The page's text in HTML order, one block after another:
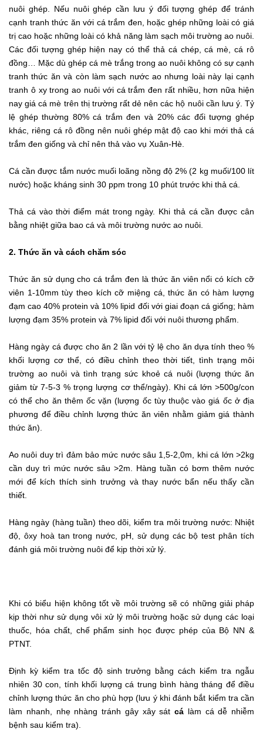
nuôi ghép. Nếu nuôi ghép cần lưu ý đối tượng ghép để tránh
cạnh tranh thức ăn với cá trắm đen, hoặc ghép những loài có giá
trị cao hoặc những loài có khả năng làm sạch môi trường ao nuôi.
Các đối tượng ghép hiện nay có thể thả cá chép, cá mè, cá rô
đồng… Mặc dù ghép cá mè trắng trong ao nuôi không có sự cạnh
tranh thức ăn và còn làm sạch nước ao nhưng loài này lại cạnh
tranh ô xy trong ao nuôi với cá trắm đen rất nhiều, hơn nữa hiện
nay giá cá mè trên thị trường rất dẻ nên các hộ nuôi cần lưu ý. Tỷ
lệ ghép thường 80% cá trắm đen và 20% các đối tượng ghép
khác, riêng cá rô đồng nên nuôi ghép mật độ cao khi mới thả cá
trắm đen giống và chỉ nên thả vào vụ Xuân-Hè.
Cá cần được tắm nước muối loãng nồng độ 2% (2 kg muối/100 lít
nước) hoặc kháng sinh 30 ppm trong 10 phút trước khi thả cá.
Thả cá vào thời điểm mát trong ngày. Khi thả cá cần được cân
bằng nhiệt giữa bao cá và môi trường nước ao nuôi.
2. Thức ăn và cách chăm sóc
Thức ăn sử dụng cho cá trắm đen là thức ăn viên nổi có kích cỡ
viên 1-10mm tùy theo kích cỡ miệng cá, thức ăn có hàm lượng
đạm cao 40% protein và 10% lipid đối với giai đoạn cá giống; hàm
lượng đạm 35% protein và 7% lipid đối với nuôi thương phẩm.
Hàng ngày cá được cho ăn 2 lần với tỷ lệ cho ăn dựa tính theo %
khối lượng cơ thể, có điều chỉnh theo thời tiết, tình trạng môi
trường ao nuôi và tình trạng sức khoẻ cá nuôi (lượng thức ăn
giảm từ 7-5-3 % trọng lượng cơ thể/ngày). Khi cá lớn >500g/con
có thể cho ăn thêm ốc vặn (lượng ốc tùy thuộc vào giá ốc ở địa
phương để điều chỉnh lượng thức ăn viên nhằm giảm giá thành
thức ăn).
Ao nuôi duy trì đảm bảo mức nước sâu 1,5-2,0m, khi cá lớn >2kg
cần duy trì mức nước sâu >2m. Hàng tuần có bơm thêm nước
mới để kích thích sinh trưởng và thay nước bẩn nếu thấy cần
thiết.
Hàng ngày (hàng tuần) theo dõi, kiểm tra môi trường nước: Nhiệt
độ, ôxy hoà tan trong nước, pH, sử dụng các bộ test phân tích
đánh giá môi trường nuôi để kịp thời xử lý.
Khi có biểu hiện không tốt về môi trường sẽ có những giải pháp
kịp thời như sử dụng vôi xử lý môi trường hoặc sử dụng các loại
thuốc, hóa chất, chế phẩm sinh học được phép của Bộ NN &
PTNT.
Định kỳ kiểm tra tốc độ sinh trưởng bằng cách kiểm tra ngẫu
nhiên 30 con, tính khối lượng cá trung bình hàng tháng để điều
chỉnh lượng thức ăn cho phù hợp (lưu ý khi đánh bắt kiểm tra cần
làm nhanh, nhẹ nhàng tránh gây xây sát cá làm cá dễ nhiễm
bệnh sau kiểm tra).